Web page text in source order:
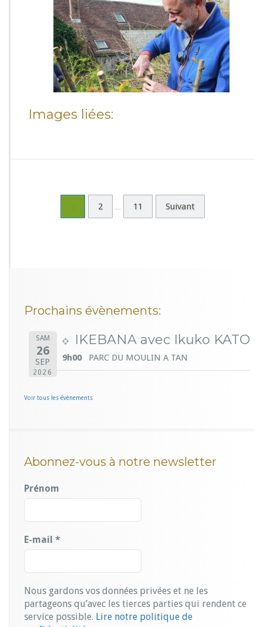
Images liées:
2 11 Suivant
Prochains évènements:
SAM
26
SEP
2026
IKEBANA avec Ikuko KATO
9h00 PARC DU MOULIN A TAN
Voir tous les évènements
Abonnez-vous à notre newsletter
Prénom
E-mail *
Nous gardons vos données privées et ne les
partageons qu’avec les tierces parties qui rendent ce
service possible. Lire notre politique de